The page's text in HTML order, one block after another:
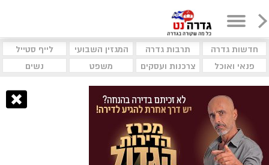
חדשות גדרה תרבות גדרה המגזין השבועי
לייף סטייל
פנאי ואוכל
צרכנות ועסקים משפט נשים